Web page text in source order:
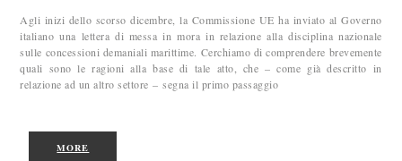
Agli inizi dello scorso dicembre, la Commissione UE ha inviato al Governo
italiano una lettera di messa in mora in relazione alla disciplina nazionale
sulle concessioni demaniali marittime. Cerchiamo di comprendere brevemente
quali sono le ragioni alla base di tale atto, che – come già descritto in
relazione ad un altro settore – segna il primo passaggio
MORE